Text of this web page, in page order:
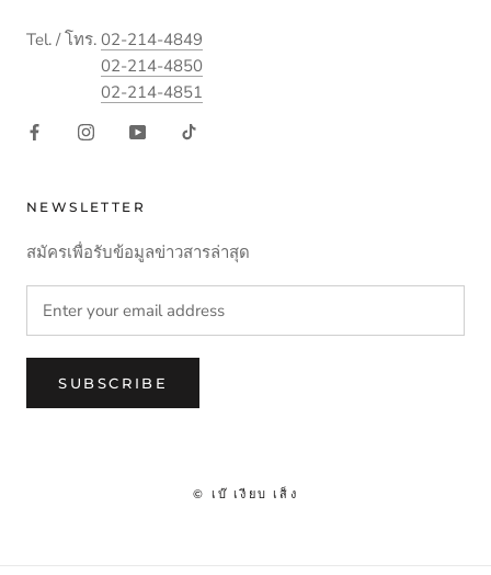
Tel. / โทร. 02-214-4849
02-214-4850
02-214-4851
NEWSLETTER
สมัครเพื่อรับข้อมูลข่าวสารล่าสุด
SUBSCRIBE
© เบ๊ เงียบ เส็ง